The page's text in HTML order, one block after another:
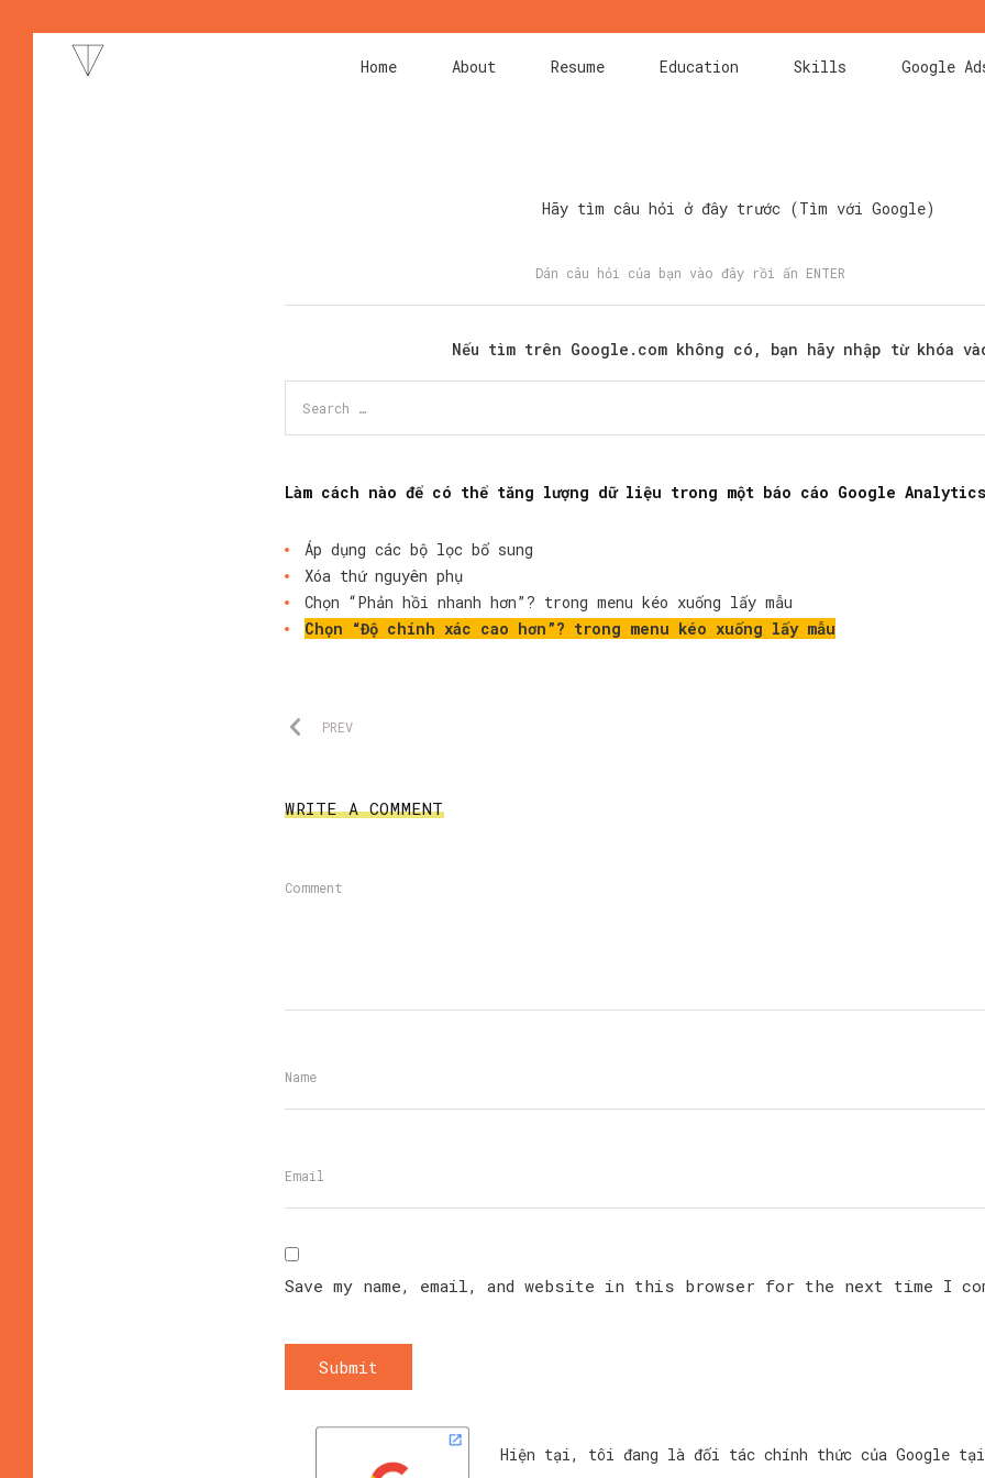
Home About Resume Education Skills Google
Hãy tìm câu hỏi ở đây trước (Tìm với Google)
Nếu tìm trên Google.com không có, bạn hãy nhập từ khóa
Làm cách nào để có thể tăng lượng dữ liệu trong một báo cáo Google Analytics
Áp dụng các bộ lọc bổ sung
Xóa thứ nguyên phụ
Chọn “Phản hồi nhanh hơn”? trong menu kéo xuống lấy mẫu
Chọn “Độ chính xác cao hơn”? trong menu kéo xuống lấy mẫu
PREV
WRITE A COMMENT
Save my name, email, and website in this browser for the next time I
Submit
Hiện tại, tôi đang là đối tác chính thức của Google tại